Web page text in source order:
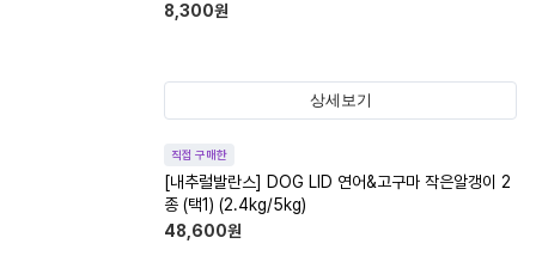
8,300원
상세보기
직접 구매한
[내추럴발란스] DOG LID 연어&고구마 작은알갱이 2
종 (택1) (2.4kg/5kg)
48,600원